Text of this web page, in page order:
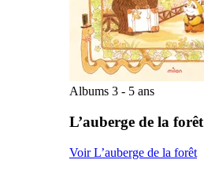
Albums 3 - 5 ans
L’auberge de la forêt
Voir L’auberge de la forêt